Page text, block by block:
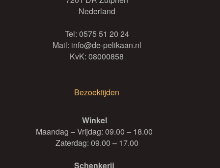
Nederland
Tel: 0575 51 20 24
Mail: info@de-pelikaan.nl
KvK: 08000858
Bezoektijden
Winkel
Maandag – Vrijdag: 09.00 – 18.00
Zaterdag: 09.00 – 17.00
Schenkerij